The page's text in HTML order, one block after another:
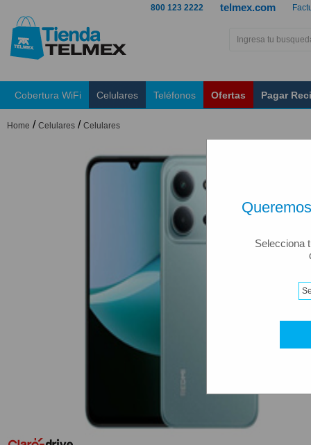
Selecciona
telmex.com
800 123 2222
Cobertura WiFi Celulares Teléfonos Ofertas Pagar
Home / Celulares / Celulares